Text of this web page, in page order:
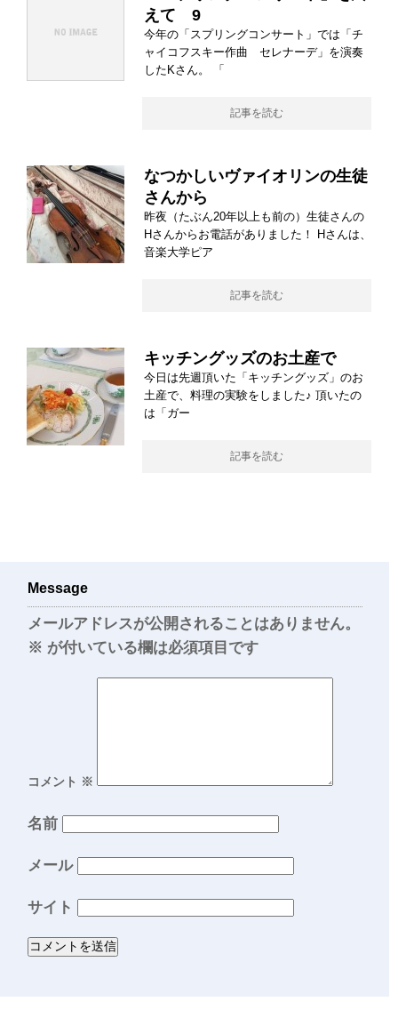
えて 9
今年の「スプリングコンサート」では「チ
ャイコフスキー作曲 セレナーデ」を演奏
したKさん。 「
記事を読む
なつかしいヴァイオリンの生徒
さんから
昨夜（たぶん20年以上も前の）生徒さんの
Hさんからお電話がありました！ Hさんは、
音楽大学ピア
記事を読む
キッチングッズのお土産で
今日は先週頂いた「キッチングッズ」のお
土産で、料理の実験をしました♪ 頂いたの
は「ガー
記事を読む
Message
メールアドレスが公開されることはありません。
※ が付いている欄は必須項目です
コメント ※
名前
メール
サイト